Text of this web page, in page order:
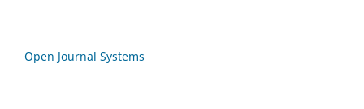
Open Journal Systems